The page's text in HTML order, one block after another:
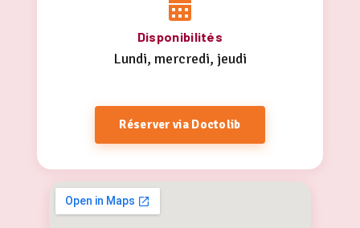
Disponibilités
Lundi, mercredi, jeudi
Réserver via Doctolib